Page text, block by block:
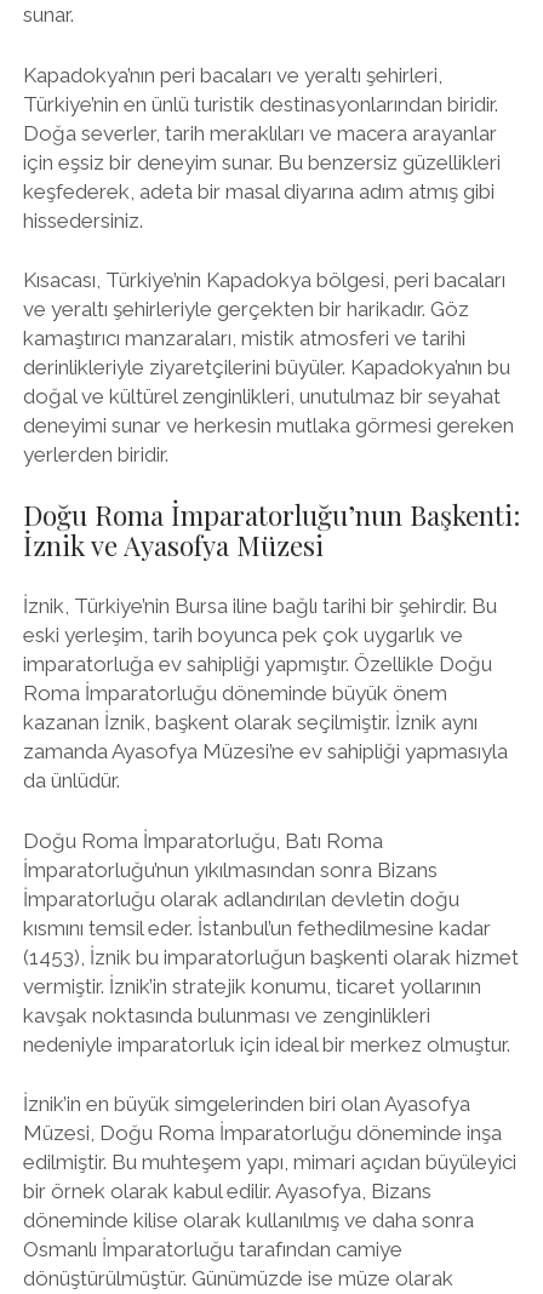
sunar.
Kapadokya’nın peri bacaları ve yeraltı şehirleri,
Türkiye’nin en ünlü turistik destinasyonlarından biridir.
Doğa severler, tarih meraklıları ve macera arayanlar
için eşsiz bir deneyim sunar. Bu benzersiz güzellikleri
keşfederek, adeta bir masal diyarına adım atmış gibi
hissedersiniz.
Kısacası, Türkiye’nin Kapadokya bölgesi, peri bacaları
ve yeraltı şehirleriyle gerçekten bir harikadır. Göz
kamaştırıcı manzaraları, mistik atmosferi ve tarihi
derinlikleriyle ziyaretçilerini büyüler. Kapadokya’nın bu
doğal ve kültürel zenginlikleri, unutulmaz bir seyahat
deneyimi sunar ve herkesin mutlaka görmesi gereken
yerlerden biridir.
Doğu Roma İmparatorluğu’nun Başkenti:
İznik ve Ayasofya Müzesi
İznik, Türkiye’nin Bursa iline bağlı tarihi bir şehirdir. Bu
eski yerleşim, tarih boyunca pek çok uygarlık ve
imparatorluğa ev sahipliği yapmıştır. Özellikle Doğu
Roma İmparatorluğu döneminde büyük önem
kazanan İznik, başkent olarak seçilmiştir. İznik aynı
zamanda Ayasofya Müzesi’ne ev sahipliği yapmasıyla
da ünlüdür.
Doğu Roma İmparatorluğu, Batı Roma
İmparatorluğu’nun yıkılmasından sonra Bizans
İmparatorluğu olarak adlandırılan devletin doğu
kısmını temsil eder. İstanbul’un fethedilmesine kadar
(1453), İznik bu imparatorluğun başkenti olarak hizmet
vermiştir. İznik’in stratejik konumu, ticaret yollarının
kavşak noktasında bulunması ve zenginlikleri
nedeniyle imparatorluk için ideal bir merkez olmuştur.
İznik’in en büyük simgelerinden biri olan Ayasofya
Müzesi, Doğu Roma İmparatorluğu döneminde inşa
edilmiştir. Bu muhteşem yapı, mimari açıdan büyüleyici
bir örnek olarak kabul edilir. Ayasofya, Bizans
döneminde kilise olarak kullanılmış ve daha sonra
Osmanlı İmparatorluğu tarafından camiye
dönüştürülmüştür. Günümüzde ise müze olarak